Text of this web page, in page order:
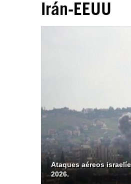
Irán-EEUU
Ataques aéreos
2026.